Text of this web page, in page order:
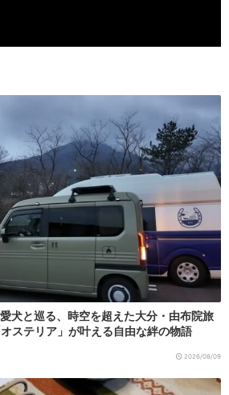
犬と巡る、時空を超えた大分・由布院旅
ステリア」が叶える自由な絆の物語
2026/08/09